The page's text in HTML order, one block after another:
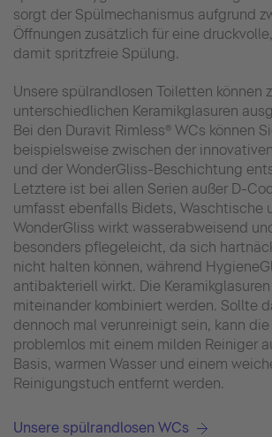
sorgt der Spülmechanismus aufgrund
Öffnungen zusätzlich für eine
damit spritzfreie Spülung.
Unsere spülrandlosen Toiletten können
unterschiedlichen Keramikglasuren
Bei den Duravit Rimless® WCs können
beispielsweise zwischen der
und der WonderGliss-Beschichtung
Letztere ist bei allen Serien außer D-
umfasst ebenfalls Bidets, Waschtische
WonderGliss wirkt wasserabweisend
besonders pflegeleicht, da sich
nicht halten können, während
antibakteriell wirkt. Die
miteinander kombiniert werden. Sollte
dennoch mal verunreinigt sein, kann
problemlos mit einem milden Reiniger
Basis, warmen Wasser und einem
Reinigungstuch entfernt werden.
Unsere spülrandlosen WCs